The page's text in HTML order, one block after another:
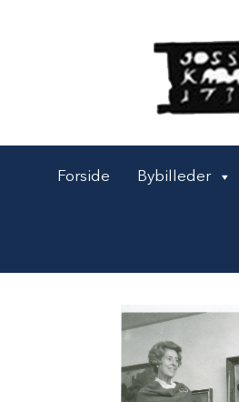
Forside Bybilleder